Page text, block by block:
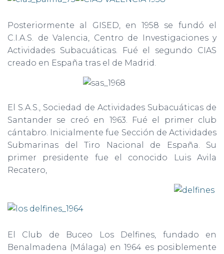
Posteriormente al GISED, en 1958 se fundó el
C.I.A.S. de Valencia, Centro de Investigaciones y
Actividades Subacuáticas. Fué el segundo CIAS
creado en España tras el de Madrid.
El S.A.S., Sociedad de Actividades Subacuáticas de
Santander se creó en 1963. Fué el primer club
cántabro. Inicialmente fue Sección de Actividades
Submarinas del Tiro Nacional de España. Su
primer presidente fue el conocido Luis Avila
Recatero,
El Club de Buceo Los Delfines, fundado en
Benalmadena (Málaga) en 1964 es posiblemente